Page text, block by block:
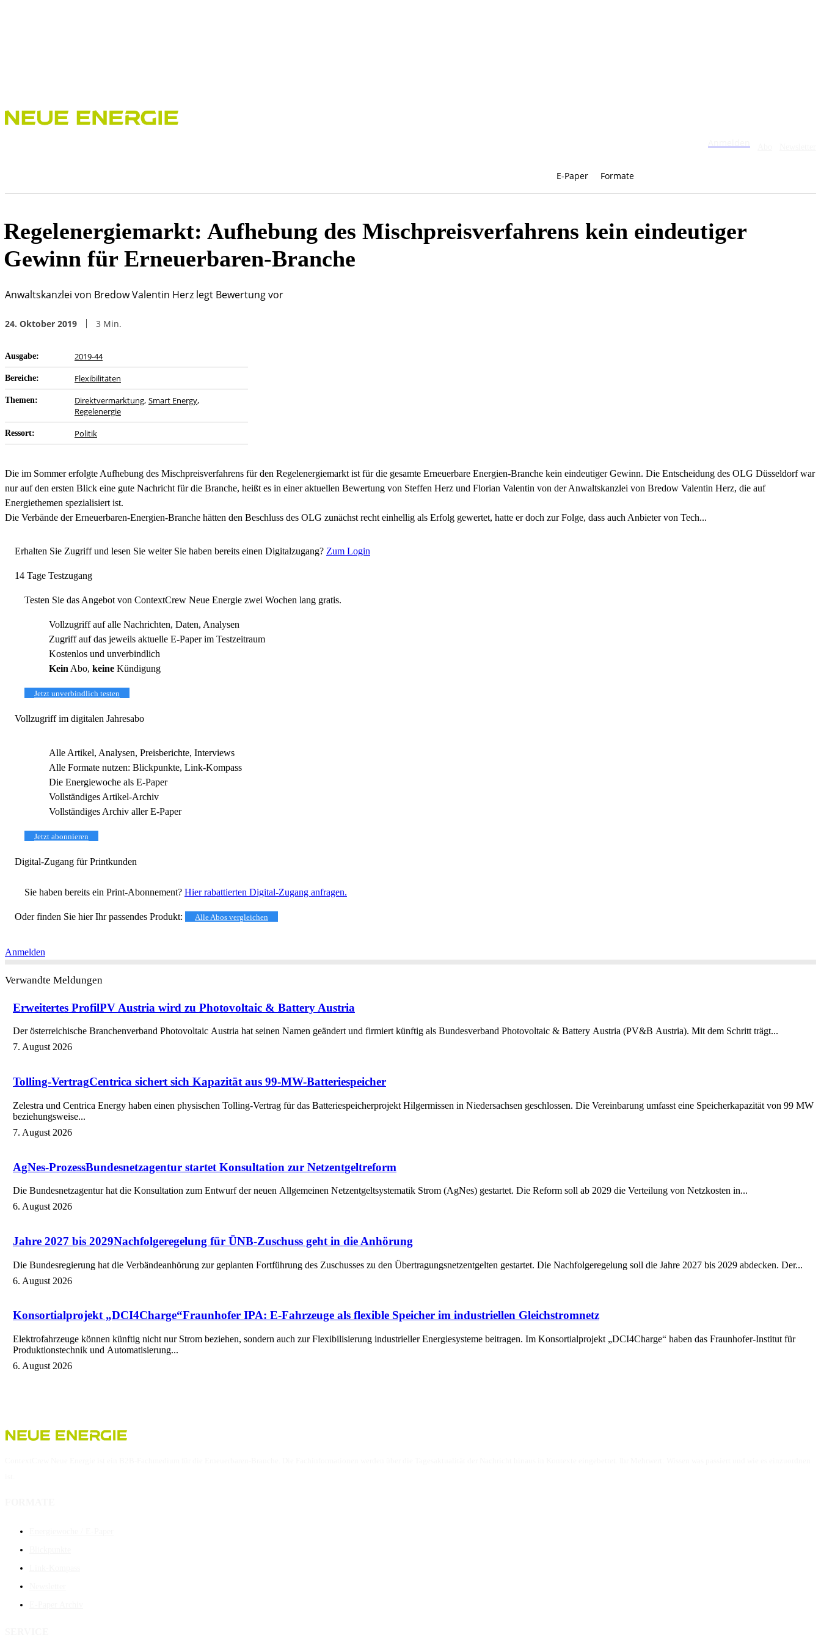
E-Paper Formate
Regelenergiemarkt: Aufhebung des Mischpreisverfahrens kein eindeutiger
Gewinn für Erneuerbaren-Branche
Anwaltskanzlei von Bredow Valentin Herz legt Bewertung vor
24. Oktober 2019 3 Min.
Ausgabe: 2019-44
Bereiche: Flexibilitäten
Themen: Direktvermarktung Smart Energy
Regelenergie
Ressort: Politik
Die im Sommer erfolgte Aufhebung des Mischpreisverfahrens für den Regelenergiemarkt ist für die gesamte Erneuerbare Energien-Branche kein eindeutiger Gewinn. Die Entscheidung des OLG Düsseldorf war
nur auf den ersten Blick eine gute Nachricht für die Branche, heißt es in einer aktuellen Bewertung von Steffen Herz und Florian Valentin von der Anwaltskanzlei von Bredow Valentin Herz, die auf
Energiethemen spezialisiert ist.
Die Verbände der Erneuerbaren-Energien-Branche hätten den Beschluss des OLG zunächst recht einhellig als Erfolg gewertet, hatte er doch zur Folge, dass auch Anbieter von Tech...
Erhalten Sie Zugriff und lesen Sie weiter Sie haben bereits einen Digitalzugang? Zum Login
14 Tage Testzugang
Testen Sie das Angebot von ContextCrew Neue Energie zwei Wochen lang gratis.
Vollzugriff auf alle Nachrichten, Daten, Analysen
Zugriff auf das jeweils aktuelle E-Paper im Testzeitraum
Kostenlos und unverbindlich
Kein Abo, keine Kündigung
Jetzt unverbindlich testen
Vollzugriff im digitalen Jahresabo
Alle Artikel, Analysen, Preisberichte, Interviews
Alle Formate nutzen: Blickpunkte, Link-Kompass
Die Energiewoche als E-Paper
Vollständiges Artikel-Archiv
Vollständiges Archiv aller E-Paper
Jetzt abonnieren
Digital-Zugang für Printkunden
Sie haben bereits ein Print-Abonnement? Hier rabattierten Digital-Zugang anfragen.
Oder finden Sie hier Ihr passendes Produkt: Alle Abos vergleichen
Anmelden
Verwandte Meldungen
Erweitertes ProfilPV Austria wird zu Photovoltaic & Battery Austria
Der österreichische Branchenverband Photovoltaic Austria hat seinen Namen geändert und firmiert künftig als Bundesverband Photovoltaic & Battery Austria (PV&B Austria). Mit dem Schritt trägt...
7. August 2026
Tolling-VertragCentrica sichert sich Kapazität aus 99-MW-Batteriespeicher
Zelestra und Centrica Energy haben einen physischen Tolling-Vertrag für das Batteriespeicherprojekt Hilgermissen in Niedersachsen geschlossen. Die Vereinbarung umfasst eine Speicherkapazität von 99 MW
beziehungsweise...
7. August 2026
AgNes-ProzessBundesnetzagentur startet Konsultation zur Netzentgeltreform
Die Bundesnetzagentur hat die Konsultation zum Entwurf der neuen Allgemeinen Netzentgeltsystematik Strom (AgNes) gestartet. Die Reform soll ab 2029 die Verteilung von Netzkosten in...
6. August 2026
Jahre 2027 bis 2029Nachfolgeregelung für ÜNB-Zuschuss geht in die Anhörung
Die Bundesregierung hat die Verbändeanhörung zur geplanten Fortführung des Zuschusses zu den Übertragungsnetzentgelten gestartet. Die Nachfolgeregelung soll die Jahre 2027 bis 2029 abdecken. Der...
6. August 2026
Konsortialprojekt „DCI4Charge“Fraunhofer IPA: E-Fahrzeuge als flexible Speicher im industriellen Gleichstromnetz
Elektrofahrzeuge können künftig nicht nur Strom beziehen, sondern auch zur Flexibilisierung industrieller Energiesysteme beitragen. Im Konsortialprojekt „DCI4Charge“ haben das Fraunhofer-Institut für
Produktionstechnik und Automatisierung...
6. August 2026